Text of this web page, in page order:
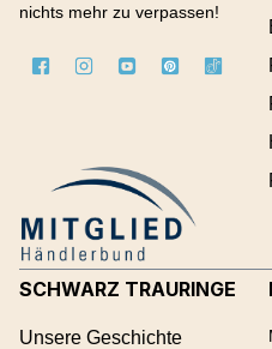
nichts mehr zu verpassen!
SCHWARZ TRAURINGE
Unsere Geschichte